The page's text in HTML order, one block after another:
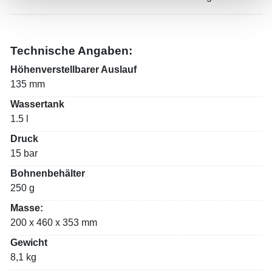
Technische Angaben:
​Höhenverstellbarer Auslauf
135 mm
​Wassertank
1.5 l
​Druck
15 bar
​Bohnenbehälter
250 g
Masse:
200 x 460 x 353 mm
Gewicht
8,1 kg